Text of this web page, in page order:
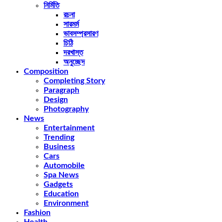
নির্মিতি
রচনা
সারমর্ম
ভাবসম্প্রসারণ
চিঠি
দরখাস্ত
অনুচ্ছেদ
Composition
Completing Story
Paragraph
Design
Photography
News
Entertainment
Trending
Business
Cars
Automobile
Spa News
Gadgets
Education
Environment
Fashion